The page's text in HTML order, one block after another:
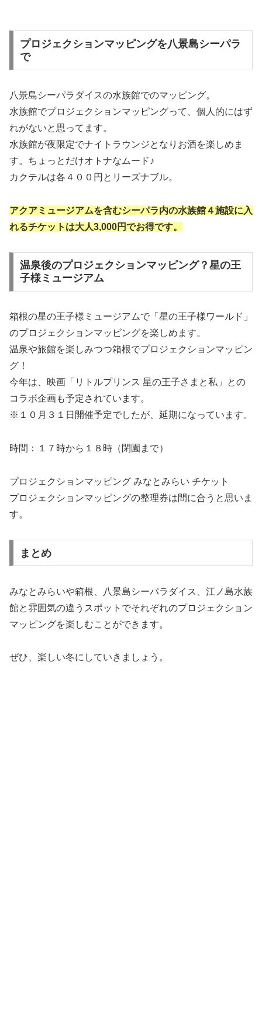
プロジェクションマッピングを八景島シーパラ
で
八景島シーパラダイスの水族館でのマッピング。
水族館でプロジェクションマッピングって、個人的にはず
れがないと思ってます。
水族館が夜限定でナイトラウンジとなりお酒を楽しめま
す。ちょっとだけオトナなムード♪
カクテルは各４００円とリーズナブル。
アクアミュージアムを含むシーパラ内の水族館４施設に入
れるチケットは大人3,000円でお得です。
温泉後のプロジェクションマッピング？星の王
子様ミュージアム
箱根の星の王子様ミュージアムで「星の王子様ワールド」
のプロジェクションマッピングを楽しめます。
温泉や旅館を楽しみつつ箱根でプロジェクションマッピン
グ！
今年は、映画「リトルプリンス 星の王子さまと私」との
コラボ企画も予定されています。
※１０月３１日開催予定でしたが、延期になっています。
時間：１７時から１８時（閉園まで）
プロジェクションマッピング みなとみらい チケット
プロジェクションマッピングの整理券は間に合うと思いま
す。
まとめ
みなとみらいや箱根、八景島シーパラダイス、江ノ島水族
館と雰囲気の違うスポットでそれぞれのプロジェクション
マッピングを楽しむことができます。
ぜひ、楽しい冬にしていきましょう。